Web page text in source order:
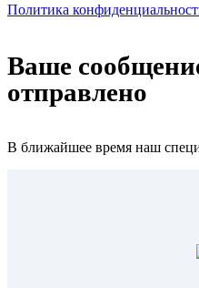
Политика
Ваше
отправлено
В ближайшее время наш